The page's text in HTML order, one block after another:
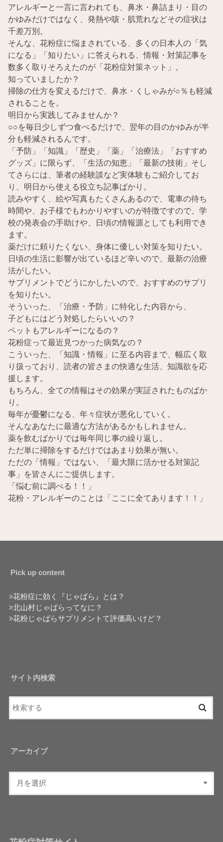
アレルギーと一言に言われても、鼻水・鼻詰まり・目の
かゆみだけではなく、発熱や咳・肌荒れなどその症状は
千差万別。
そんな、花粉症に悩まされている、多くの日本人の「気
になる」「知りたい」に答えられる、情報・対策記事を
数多く取りそろえたのが「花粉症対策ネット」。
知っていましたか？
掃除の仕方を変えるだけで、鼻水・くしゃみが○％も軽減
されることを。
明日から実践してみませんか？
○○を毎日少しずつ食べるだけで、翌年の目のかゆみが半
分も軽減されるんです。
「予防」「知識」「歴史」「薬」「治療法」「おすすめ
グッズ」に限らず、「生活の知恵」「最新の技術」そし
てさらには、筆者の経験談など実体験もご紹介してお
り、明日から使える役立ち記事ばかり。
読みやすく、絵や写真もたくさんあるので、電車の待ち
時間や、お子様でもわかりやすいのが特徴ですので、学
校の発表会の手助けや、日頃の情報源としても利用でき
ます。
薬だけに頼りたくない、身体に優しい対策を知りたい。
日頃の生活に影響が出ているほど辛いので、最新の治療
法がしたい。
サプリメントでどうにかしたいので、おすすめのサプリ
を知りたい。
そういった、「治療・予防」に特化した内容から、
子どもにはどう対処したらいいの？
ペットもアレルギーになるの？
花粉症って最近見つかった病気なの？
こういった、「知識・情報」に至る内容まで、幅広く取
り扱っており、読者の皆さまの快適な生活、知識欲を応
援します。
もちろん、全ての情報はその効果が実証されたものばか
り。
毎年が憂鬱になる、年々症状が悪化していく。
そんなあなたに最適な方法があるかもしれません。
薬を飲むばかりでは毎年同じ事の繰り返し。
ただ単に掃除をするだけではあまり効果が無い。
ただの「情報」ではない、「最大限に活かせる対策記
事」を皆さんにご提供します。
「悩む前に調べる！！」
花粉・アレルギーのことは「ここに全てあります！！」
Pick up content
花粉症に効く『じゃばら』とは？
北山村じゃばらってなに？
花粉じゃばらサプリメントて評価高いけど？
サイト内検索
アーカイブ